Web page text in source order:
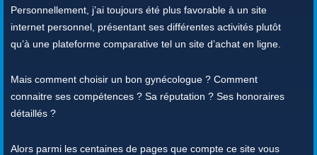
Personnellement, j’ai toujours été plus favorable à un site
internet personnel, présentant ses différentes activités plutôt
qu’à une plateforme comparative tel un site d’achat en ligne.
Mais comment choisir un bon gynécologue ? Comment
connaitre ses compétences ? Sa réputation ? Ses honoraires
détaillés ?
Alors parmi les centaines de pages que compte ce site vous